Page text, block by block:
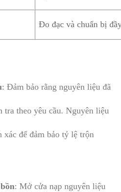
Đo đạc và chuẩn bị
: Đảm bảo rằng nguyên liệu đã
tra theo yêu cầu. Nguyên liệu
xác để đảm bảo tỷ lệ trộn
: Mở cửa nạp nguyên liệu